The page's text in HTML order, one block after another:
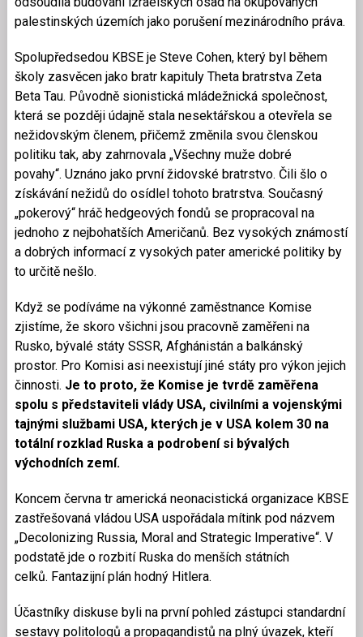
palestinských územích jako porušení mezinárodního práva.
Spolupředsedou KBSE je Steve Cohen, který byl během
školy zasvěcen jako bratr kapituly Theta bratrstva Zeta
Beta Tau. Původně sionistická mládežnická společnost,
která se později údajně stala nesektářskou a otevřela se
nežidovským členem, přičemž změnila svou členskou
politiku tak, aby zahrnovala „Všechny muže dobré
povahy“. Uznáno jako první židovské bratrstvo. Čili šlo o
získávání nežidů do osídlel tohoto bratrstva. Současný
„pokerový“ hráč hedgeových fondů se propracoval na
jednoho z nejbohatších Američanů. Bez vysokých známostí
a dobrých informací z vysokých pater americké politiky by
to určitě nešlo.
Když se podíváme na výkonné zaměstnance Komise
zjistíme, že skoro všichni jsou pracovně zaměřeni na
Rusko, bývalé státy SSSR, Afghánistán a balkánský
prostor. Pro Komisi asi neexistují jiné státy pro výkon jejich
činnosti. Je to proto, že Komise je tvrdě zaměřena
spolu s představiteli vlády USA, civilními a vojenskými
tajnými službami USA, kterých je v USA kolem 30 na
totální rozklad Ruska a podrobení si bývalých
východních zemí.
Koncem června tr americká neonacistická organizace KBSE
zastřešovaná vládou USA uspořádala mítink pod názvem
„Decolonizing Russia, Moral and Strategic Imperative“. V
podstatě jde o rozbití Ruska do menších státních
celků. Fantazijní plán hodný Hitlera.
Účastníky diskuse byli na první pohled zástupci standardní
sestavy politologů a propagandistů na plný úvazek, kteří